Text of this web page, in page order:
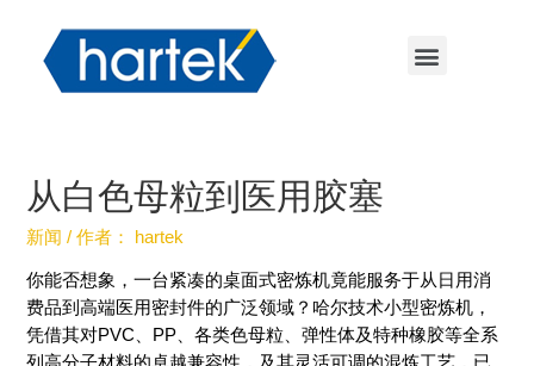
从白色母粒到医用胶塞
新闻 / 作者： hartek
你能否想象，一台紧凑的桌面式密炼机竟能服务于从日用消
费品到高端医用密封件的广泛领域？哈尔技术小型密炼机，
凭借其对PVC、PP、各类色母粒、弹性体及特种橡胶等全系